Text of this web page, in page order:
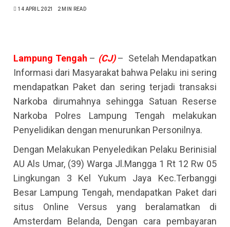
14 APRIL 2021 2 MIN READ
Lampung Tengah – (CJ)– Setelah Mendapatkan
Informasi dari Masyarakat bahwa Pelaku ini sering
mendapatkan Paket dan sering terjadi transaksi
Narkoba dirumahnya sehingga Satuan Reserse
Narkoba Polres Lampung Tengah melakukan
Penyelidikan dengan menurunkan Personilnya.
Dengan Melakukan Penyeledikan Pelaku Berinisial
AU Als Umar, (39) Warga Jl.Mangga 1 Rt 12 Rw 05
Lingkungan 3 Kel Yukum Jaya Kec.Terbanggi
Besar Lampung Tengah, mendapatkan Paket dari
situs Online Versus yang beralamatkan di
Amsterdam Belanda, Dengan cara pembayaran